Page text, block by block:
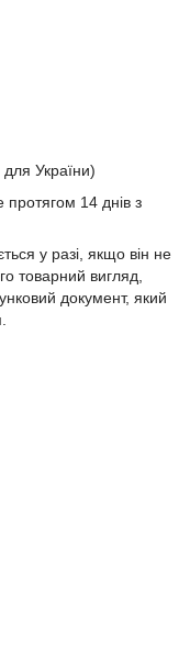
для України)
14 днів з
у разі, якщо він не
товарний вигляд,
документ, який